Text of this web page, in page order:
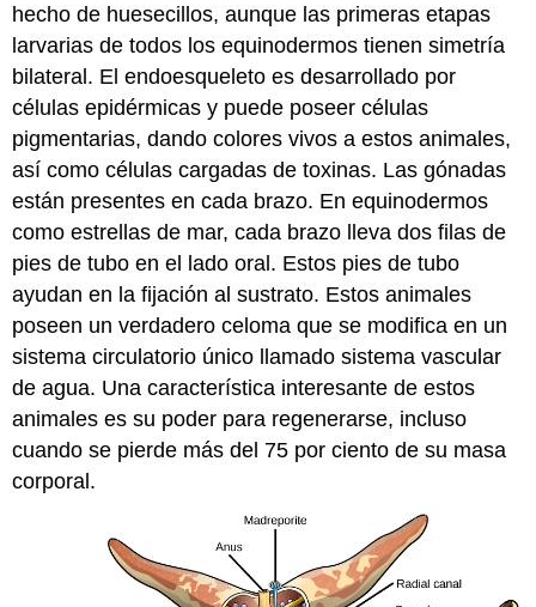
hecho de huesecillos, aunque las primeras etapas
larvarias de todos los equinodermos tienen simetría
bilateral. El endoesqueleto es desarrollado por
células epidérmicas y puede poseer células
pigmentarias, dando colores vivos a estos animales,
así como células cargadas de toxinas. Las gónadas
están presentes en cada brazo. En equinodermos
como estrellas de mar, cada brazo lleva dos filas de
pies de tubo en el lado oral. Estos pies de tubo
ayudan en la fijación al sustrato. Estos animales
poseen un verdadero celoma que se modifica en un
sistema circulatorio único llamadosistema vascular
de agua. Una característica interesante de estos
animales es su poder para regenerarse, incluso
cuando se pierde más del 75 por ciento de su masa
corporal.